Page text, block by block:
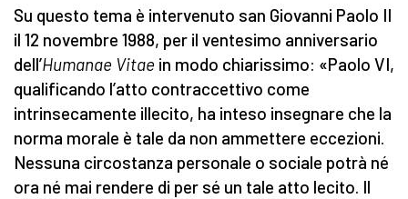
Su questo tema è intervenuto san Giovanni Paolo II
il 12 novembre 1988, per il ventesimo anniversario
dell’Humanae Vitae in modo chiarissimo: «Paolo VI,
qualificando l’atto contraccettivo come
intrinsecamente illecito, ha inteso insegnare che la
norma morale è tale da non ammettere eccezioni.
Nessuna circostanza personale o sociale potrà né
ora né mai rendere di per sé un tale atto lecito. Il